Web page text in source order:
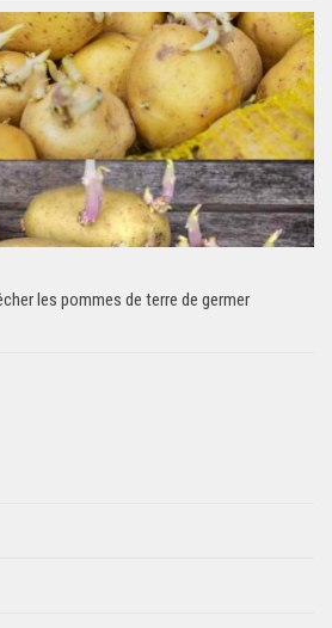
les pommes de terre de germer